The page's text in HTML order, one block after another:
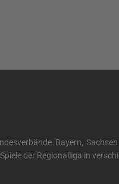
Bayern,
der Regionalliga in